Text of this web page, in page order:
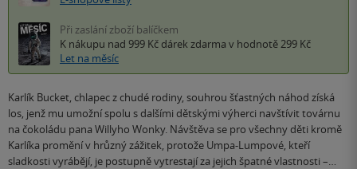
Při zaslání zboží balíčkem
K nákupu nad 999 Kč dárek zdarma v hodnotě 299 Kč
Let na měsíc
Karlík Bucket, chlapec z chudé rodiny, souhrou šťastných náhod získá
los, jenž mu umožní spolu s dalšími dětskými výherci navštívit továrnu
na čokoládu pana Willyho Wonky. Návštěva se pro všechny děti kromě
Karlíka promění v hrůzný zážitek, protože Umpa-Lumpové, kteří
sladkosti vyrábějí, je postupně vytrestají za jejich špatné vlastnosti –…